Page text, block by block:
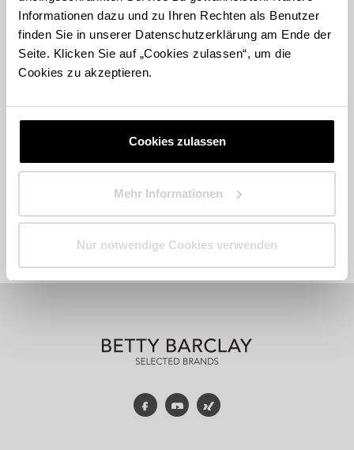
Informationen dazu und zu Ihren Rechten als Benutzer
finden Sie in unserer Datenschutzerklärung am Ende der
Seite. Klicken Sie auf „Cookies zulassen“, um die
Cookies zu akzeptieren.
Cookies zulassen
Mehr Informationen
Nur notwendige Cookies verwenden
FacebookYouTube